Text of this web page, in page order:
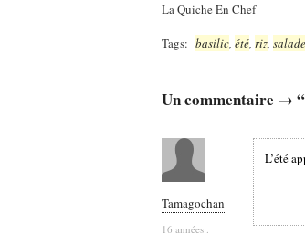
La Quiche En Chef
Tags: basilic, été, riz,
Un commentaire →
Tamagochan
16 années .
L’été